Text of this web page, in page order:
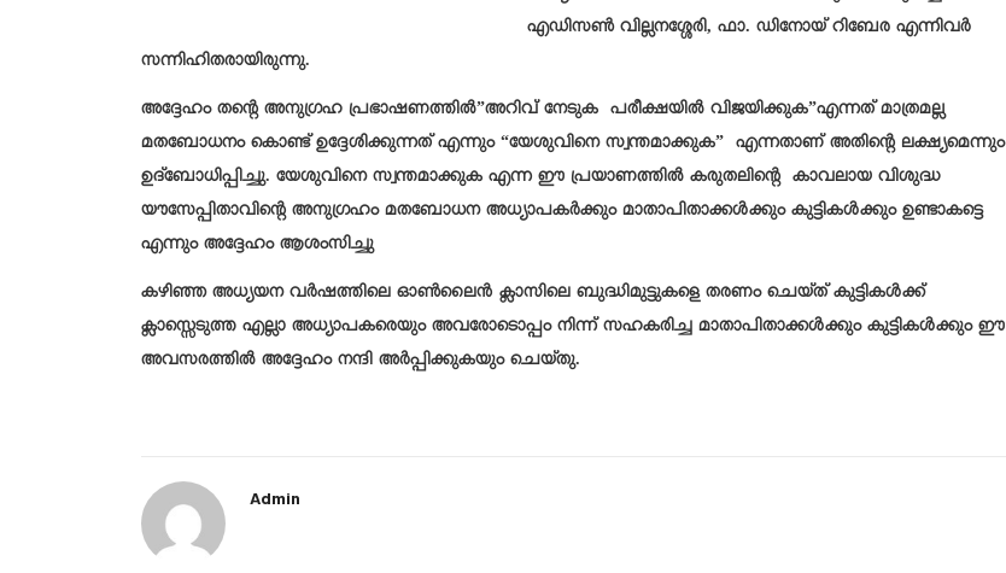
എഡിസൺ വില്ലനശ്ശേരി, ഫാ. ഡിനോയ് റിബേര എന്നിവർ
സന്നിഹിതരായിരുന്നു.
അദ്ദേഹം തന്റെ അനുഗ്രഹ പ്രഭാഷണത്തിൽ”അറിവ് നേടുക പരീക്ഷയിൽ വിജയിക്കുക”എന്നത് മാത്രമല്ല
മതബോധനം കൊണ്ട് ഉദ്ദേശിക്കുന്നത് എന്നും “യേശുവിനെ സ്വന്തമാക്കുക” എന്നതാണ് അതിന്റെ ലക്ഷ്യമെന്നും
ഉദ്ബോധിപ്പിച്ചു. യേശുവിനെ സ്വന്തമാക്കുക എന്ന ഈ പ്രയാണത്തിൽ കരുതലിന്റെ കാവലായ വിശുദ്ധ
യൗസേപ്പിതാവിന്റെ അനുഗ്രഹം മതബോധന അധ്യാപകർക്കും മാതാപിതാക്കൾക്കും കുട്ടികൾക്കും ഉണ്ടാകട്ടെ
എന്നും അദ്ദേഹം ആശംസിച്ചു
കഴിഞ്ഞ അധ്യയന വർഷത്തിലെ ഓൺലൈൻ ക്ലാസിലെ ബുദ്ധിമുട്ടുകളെ തരണം ചെയ്ത് കുട്ടികൾക്ക്
ക്ലാസ്സെടുത്ത എല്ലാ അധ്യാപകരെയും അവരോടൊപ്പം നിന്ന് സഹകരിച്ച മാതാപിതാക്കൾക്കും കുട്ടികൾക്കും ഈ
അവസരത്തിൽ അദ്ദേഹം നന്ദി അർപ്പിക്കുകയും ചെയ്തു.
Admin